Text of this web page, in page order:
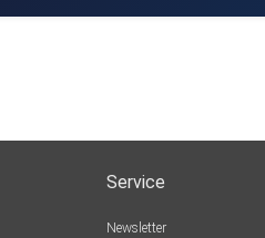
Service
Newsletter